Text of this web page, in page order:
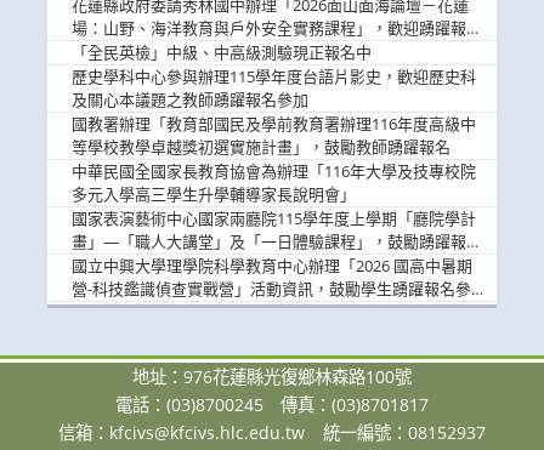
花蓮縣政府委請秀林國中辦理「2026面山面海論壇－花蓮
場：山野、海洋教育與戶外安全實務課程」，歡迎踴躍報名
參加
「全民英檢」中級、中高級測驗現正報名中
歷史學科中心參與辦理115學年度台語片影史，歡迎歷史科
及關心本議題之教師踴躍報名參加
國教署辦理「教育部國民及學前教育署辦理116年度高級中
等學校教學卓越獎初選實施計畫」，鼓勵教師踴躍報名
中華民國全國家長教育協會為辦理「116年大學及技專校院
多元入學高三學生升學輔導家長說明會」
國家表演藝術中心國家兩廳院115學年度上學期「廳院學計
畫」—「職人大講堂」及「一日體驗課程」，鼓勵踴躍報名
參與。
國立中興大學理學院科學教育中心辦理「2026 國高中暑期
營-科技鑑識偵查實戰營」活動資訊，鼓勵學生踴躍報名參
加。
地址：976花蓮縣光復鄉林森路100號
電話：(03)8700245
傳真：(03)8701817
信箱： kfcivs@kfcivs.hlc.edu.tw
統一編號：08152937